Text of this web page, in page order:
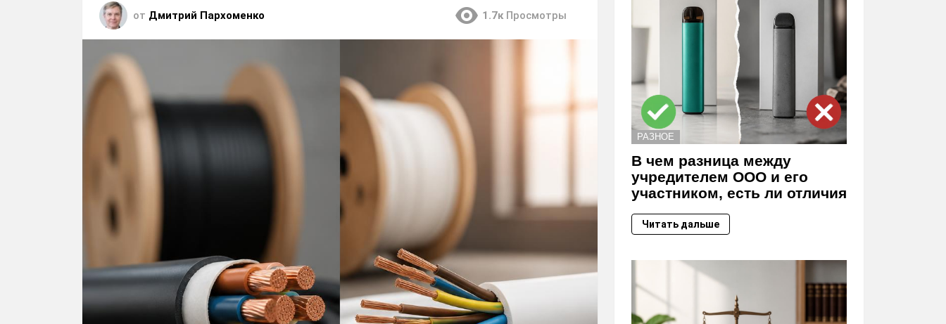
от Дмитрий Пархоменко 1.7к Просмотры
РАЗНОЕ
В чем разница между
учредителем ООО и его
участником, есть ли отличия
Читать дальше